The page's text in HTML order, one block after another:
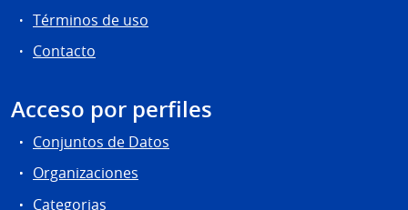
Términos de uso
Contacto
Acceso por perfiles
Conjuntos de Datos
Organizaciones
Categorias